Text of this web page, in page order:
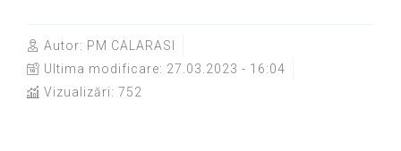
Autor: PM CALARASI
Ultima modificare: 27.03.2023 - 16:04
Vizualizări: 752